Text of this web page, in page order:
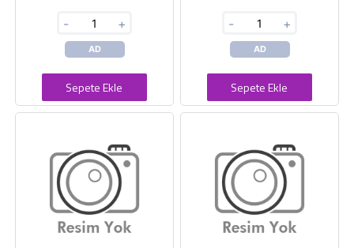
- +
AD
Sepete Ekle
- +
AD
Sepete Ekle